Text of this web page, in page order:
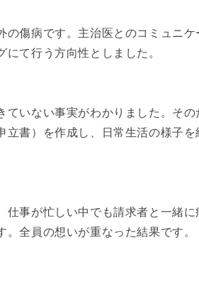
傷病です。主治医とのコミュニケ
て行う方向性としました。
いない事実がわかりました。その
書）を作成し、日常生活の様子を
仕事が忙しい中でも請求者と一緒に
全員の想いが重なった結果です。